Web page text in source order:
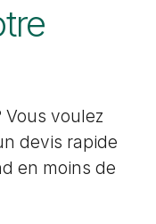
Vous voulez
devis rapide
en moins de